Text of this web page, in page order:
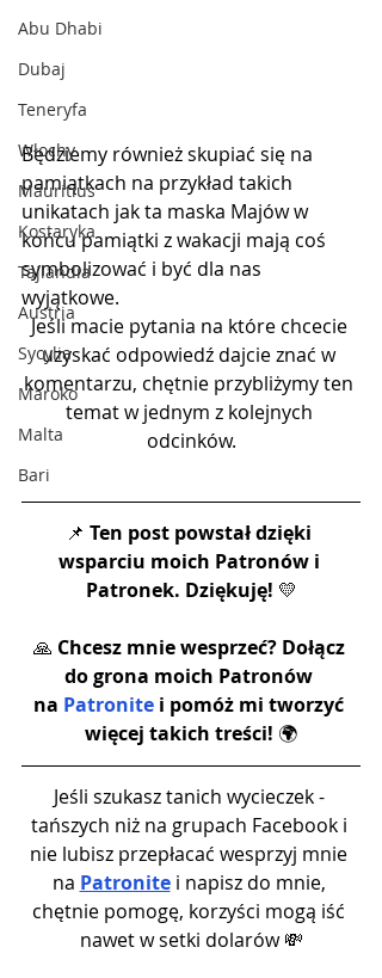
Abu Dhabi
Dubaj
Teneryfa
Włochy
Mauritius
Kostaryka
Tajlandia
Austria
Sycylia
Maroko
Malta
Bari
Będziemy również skupiać się na
pamiątkach na przykład takich
unikatach jak ta maska Majów w
końcu pamiątki z wakacji mają coś
symbolizować i być dla nas
wyjątkowe.
Jeśli macie pytania na które chcecie
uzyskać odpowiedź dajcie znać w
komentarzu, chętnie przybliżymy ten
temat w jednym z kolejnych
odcinków.
📌 Ten post powstał dzięki
wsparciu moich Patronów i
Patronek. Dziękuję! 💛
🙏 Chcesz mnie wesprzeć? Dołącz
do grona moich Patronów
na Patronite i pomóż mi tworzyć
więcej takich treści! 🌍
Jeśli szukasz tanich wycieczek -
tańszych niż na grupach Facebook i
nie lubisz przepłacać wesprzyj mnie
na Patronite i napisz do mnie,
chętnie pomogę, korzyści mogą iść
nawet w setki dolarów 💸